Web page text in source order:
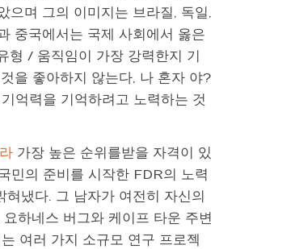
으며 그의 이미지는 브라질, 독일,
중국에서는 국제 사회에서 옳은
형 / 움직임이 가장 강력한지 기
을 좋아하지 않는다, 나 혼자 야?
억력을 기억하려고 노력하는 것
가장 높은 순위를받을 자격이 있
민의 준비를 시작한 FDR의 노력
냈다. 그 남자가 여전히 자신의
하네스 버그와 케이프 타운 주변
여러 가지 소규모 연구 프로젝